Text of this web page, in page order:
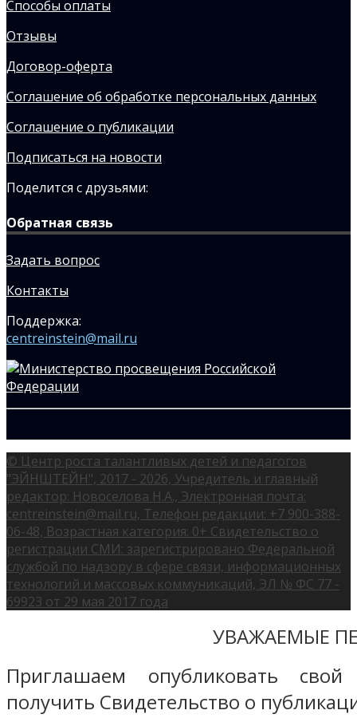
Способы оплаты
Отзывы
Договор-оферта
Соглашение об обработке персональных данных
Соглашение о публикации
Подписаться на новости
Поделится с друзьями:
Обратная связь
Задать вопрос
Контакты
Поддержка:
centreinstein@mail.ru
© Центр роста талантливых детей и педагогов
"ЭЙНШТЕЙН", 2017 - 2026, Учредитель и главный
редактор: Новоселова Н.А., Электронная почта:
centreinstein@mail.ru, Телефон редакции: +7 900-388-
06-48, Возрастная категория: 0+ Свидетельство о
регистрации СМИ: зарегистрировано Федеральной
службой по надзору в сфере связи, информационных
технологий и массовых коммуникаций, ЭЛ № ФС 77 -
69923 от 29 мая 2017 года
УВАЖАЕМЫЕ
Приглашаем опубликовать
получить Свидетельство о